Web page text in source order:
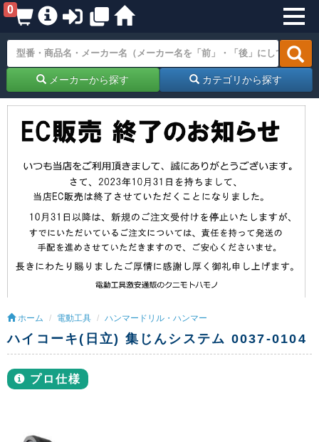
0
メーカーから探す カテゴリから探す
ホーム 電動工具 ハンマードリル・ハンマー
ハイコーキ(日立) 集じんシステム 0037-0104
プロ仕様